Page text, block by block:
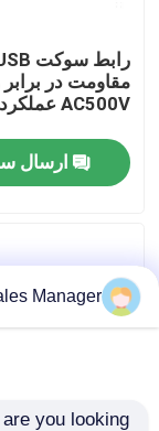
کنترل کیفیت
با ما تماس
کانکتور DIP USB
کانکتورهای USB نوع C
مقاومت در برابر
AC500V عملکرد بالا
ارسال
Manager
you looking